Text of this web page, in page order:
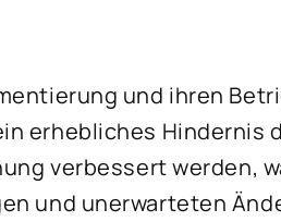
und ihren
erhebliches Hindernis
verbessert werden,
und unerwarteten